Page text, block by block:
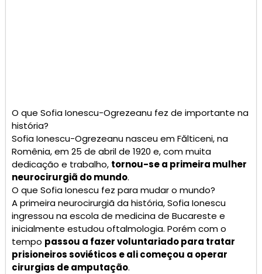
O que Sofia Ionescu-Ogrezeanu fez de importante na
história?
Sofia Ionescu-Ogrezeanu nasceu em Fălticeni, na
Romênia, em 25 de abril de 1920 e, com muita
dedicação e trabalho, tornou-se a primeira mulher
neurocirurgiã do mundo.
O que Sofia Ionescu fez para mudar o mundo?
A primeira neurocirurgiã da história, Sofia Ionescu
ingressou na escola de medicina de Bucareste e
inicialmente estudou oftalmologia. Porém com o
tempo passou a fazer voluntariado para tratar
prisioneiros soviéticos e ali começou a operar
cirurgias de amputação.